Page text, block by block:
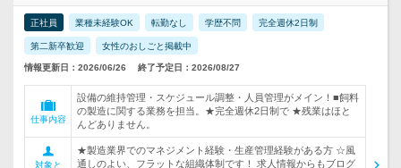
正社員 業種未経験OK 転勤なし 学歴不問 完全週休2日制
第二新卒歓迎 女性のおしごと掲載中
情報更新日：2026/06/26 終了予定日：2026/08/27
仕事内容
設備の維持管理・スケジュール調整・人員管理がメイン！■飼料
の製造に関する業務を担当。★完全週休2日制で ★残業はほと
んどありません。
対象と
★製造業界でのマネジメント経験・生産管理経験がある方 ☆風
通しのよい、フラットな組織体制です！ 求人情報からもブログ